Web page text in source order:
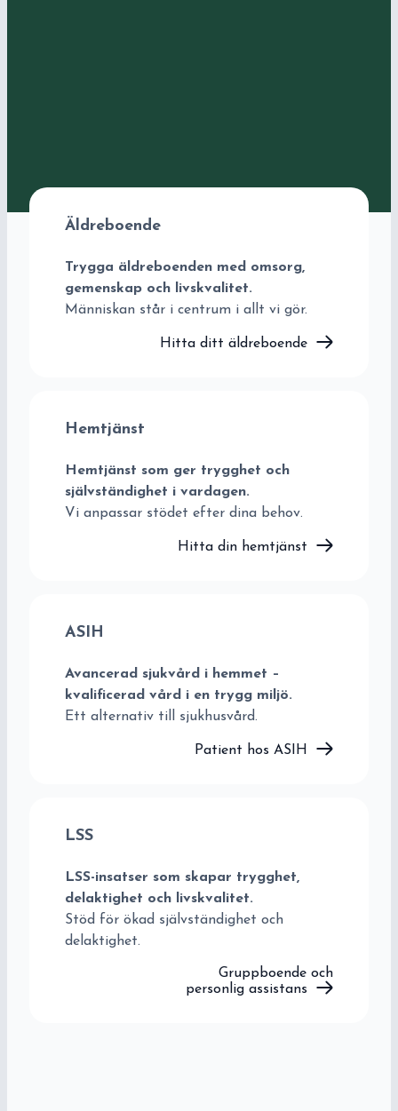
Äldreboende
Trygga äldreboenden med omsorg,
gemenskap och livskvalitet.
Människan står i centrum i allt vi gör.
Hitta ditt äldreboende
Hemtjänst
Hemtjänst som ger trygghet och
självständighet i vardagen.
Vi anpassar stödet efter dina behov.
Hitta din hemtjänst
ASIH
Avancerad sjukvård i hemmet –
kvalificerad vård i en trygg miljö.
Ett alternativ till sjukhusvård.
Patient hos ASIH
LSS
LSS-insatser som skapar trygghet,
delaktighet och livskvalitet.
Stöd för ökad självständighet och
delaktighet.
Gruppboende och
personlig assistans